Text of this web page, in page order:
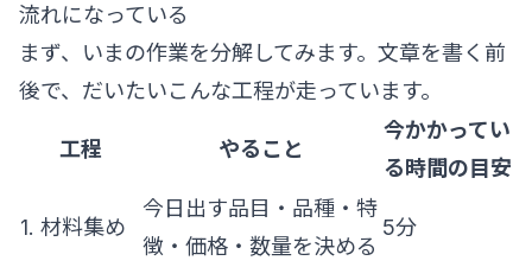
流れになっている
まず、いまの作業を分解してみます。文章を書く前
後で、だいたいこんな工程が走っています。
工程 やること
今かかってい
る時間の目安
1. 材料集め
今日出す品目・品種・特
徴・価格・数量を決める
5分